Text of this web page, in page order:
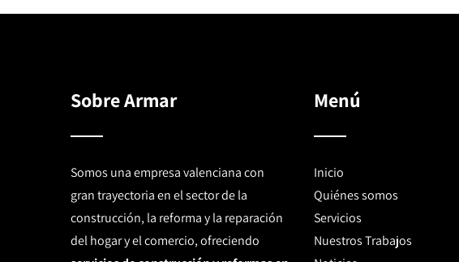
Sobre Armar
Somos una empresa valenciana con
gran trayectoria en el sector de la
construcción, la reforma y la reparación
del hogar y el comercio, ofreciendo
Menú
Inicio
Quiénes somos
Servicios
Nuestros Trabajos